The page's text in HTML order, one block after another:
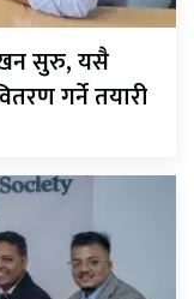
सुरु, यसै
गर्ने तयारी